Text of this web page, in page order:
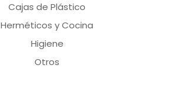
Cajas de Plástico
Herméticos y Cocina
Higiene
Otros